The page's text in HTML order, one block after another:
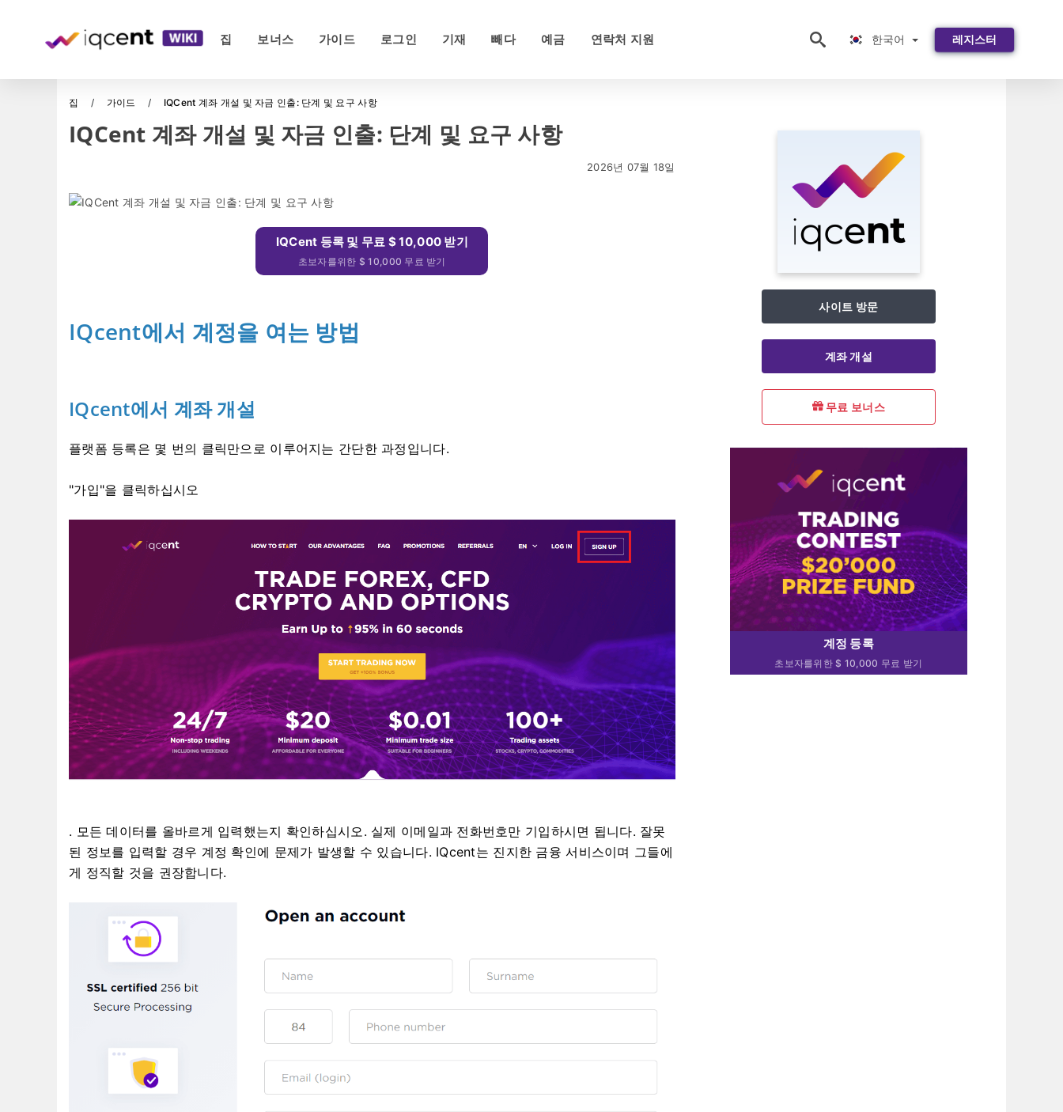
집 보너스 가이드 로그인 기재 빼다 예금 연락처 지원 한국어 레지스터
집 가이드 IQCent 계좌 개설 및 자금 인출: 단계 및 요구 사항
IQCent 계좌 개설 및 자금 인출: 단계 및 요구 사항
2026년 07월 18일
IQCent 등록 및 무료 $ 10,000 받기
초보자를위한 $ 10,000 무료 받기
IQcent에서 계정을 여는 방법
IQcent에서 계좌 개설
플랫폼 등록은 몇 번의 클릭만으로 이루어지는 간단한 과정입니다.
"가입"을 클릭하십시오
. 모든 데이터를 올바르게 입력했는지 확인하십시오. 실제 이메일과 전화번호만 기입하시면 됩니다. 잘못
된 정보를 입력할 경우 계정 확인에 문제가 발생할 수 있습니다. IQcent는 진지한 금융 서비스이며 그들에
게 정직할 것을 권장합니다.
사이트 방문
계좌 개설
무료 보너스
계정 등록
초보자를위한 $ 10,000 무료 받기